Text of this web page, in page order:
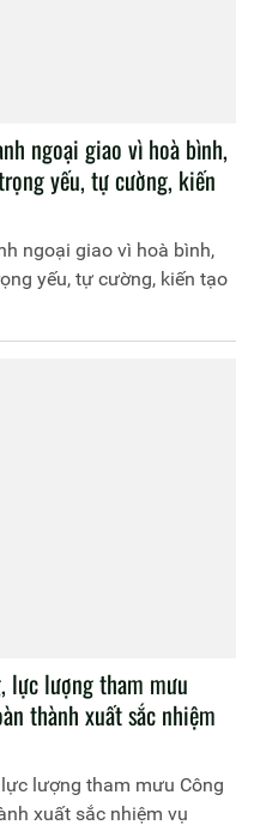
ngoại giao vì hoà bình,
yếu, tự cường, kiến
ngoại giao vì hoà bình,
yếu, tự cường, kiến tạo
lực lượng tham mưu
thành xuất sắc nhiệm
lượng tham mưu Công
xuất sắc nhiệm vụ